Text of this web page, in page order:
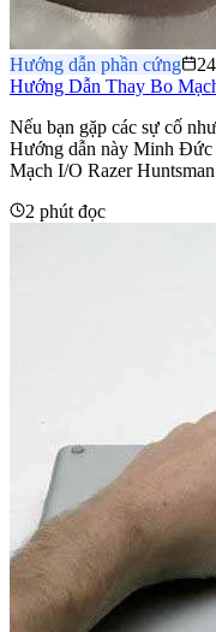
Hướng dẫn phần cứng
Hướng Dẫn Thay Bo
Nếu bạn gặp các sự cố
Hướng dẫn này Minh Đức
Mạch I/O Razer
2 phút đọc